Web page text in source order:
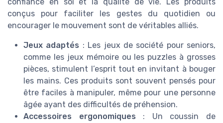
conçus pour faciliter les gestes du quotidien ou
encourager le mouvement sont de véritables alliés.
Jeux adaptés : Les jeux de société pour seniors,
comme les jeux mémoire ou les puzzles à grosses
pièces, stimulent l’esprit tout en invitant à bouger
les mains. Ces produits sont souvent pensés pour
être faciles à manipuler, même pour une personne
âgée ayant des difficultés de préhension.
Accessoires ergonomiques : Un coussin de